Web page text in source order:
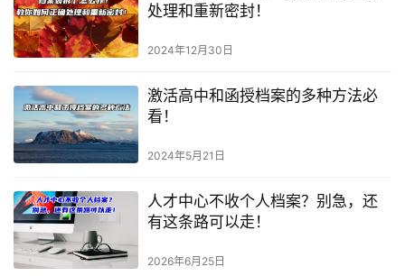
处理和重新密封！
2024年12月30日
激活高中和函授档案的多种方法必
看！
2024年5月21日
人才中心不收个人档案？别急，还
有这条路可以走！
2026年6月25日